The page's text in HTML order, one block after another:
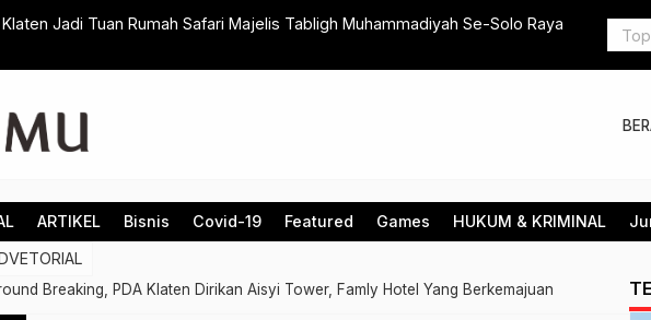
Inilah Suasana Iftar di Masjid Nabawi, Ratusan Ribu Paket Takjil Disediakan Setiap
ARTIKEL Bisnis Covid-19 Featured Games HUKUM & KRIMINAL
Breaking, PDA Klaten Dirikan Aisyi Tower, Famly Hotel Yang Berkemajuan